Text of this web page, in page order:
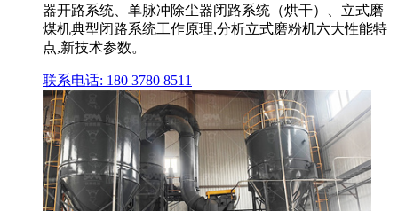
器开路系统、单脉冲除尘器闭路系统（烘干）、立式磨
煤机典型闭路系统工作原理,分析立式磨粉机六大性能特
点,新技术参数。
联系电话: 180 3780 8511